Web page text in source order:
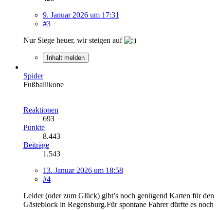
9. Januar 2026 um 17:31
#3
Nur Siege heuer, wir steigen auf
Inhalt melden
Spider
Fußballikone
Reaktionen
693
Punkte
8.443
Beiträge
1.543
13. Januar 2026 um 18:58
#4
Leider (oder zum Glück) gibt’s noch genügend Karten für den
Gästeblock in Regensburg.Für spontane Fahrer dürfte es noch